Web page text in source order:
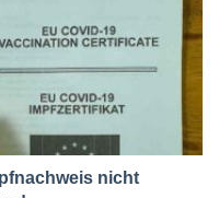
nicht